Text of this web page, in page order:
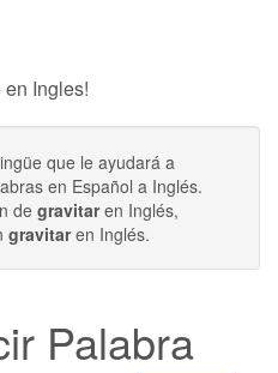
Ingles!
que le ayudará a
en Español a Inglés.
de gravitaren Inglés,
gravitaren Inglés.
Palabra